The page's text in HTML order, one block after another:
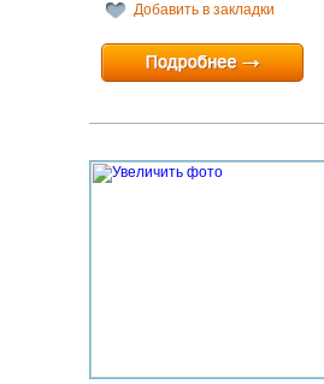
Добавить в закладки
Минимальный срок:2 суток
Расчетный час:14:00